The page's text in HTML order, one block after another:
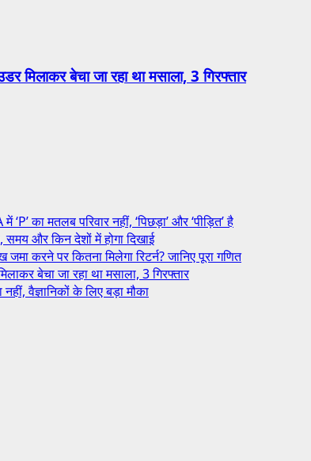
बेचा जा रहा था मसाला, 3 गिरफ्तार
का मतलब परिवार नहीं, ‘पिछड़ा’ और ‘पीड़ित’ है
और किन देशों में होगा दिखाई
करने पर कितना मिलेगा रिटर्न? जानिए पूरा गणित
बेचा जा रहा था मसाला, 3 गिरफ्तार
वैज्ञानिकों के लिए बड़ा मौका